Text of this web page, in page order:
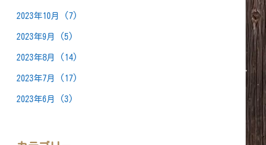
ラが見えなくなる)
後にマップ切り替え」すると復活する
」を拾い集めながら移動する事
テムを拾い集めるコース」がテンプレ化され始めていた
しているように見える様からこの呼び名で定着した
操作している人の技量の事
2023年10月 (7)
2023年9月 (5)
2023年8月 (14)
2023年7月 (17)
2023年6月 (3)